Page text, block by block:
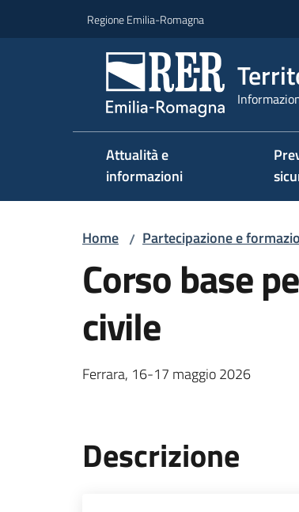
Regione Emilia-Romagna
Attualità e
informazioni
Home / Partecipazione e
Corso base
civile
Ferrara, 16-17 maggio 2026
Descrizione